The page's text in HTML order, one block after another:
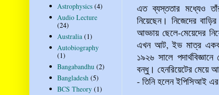
এত ব্যস্ততার মধ্যেও
নিয়েছেন। নিজেদের
আড্ডায় ছেলে-মেয়েদের
এখন আট, ইভ মাত্র
১৯২৬ সালে
বন্ধু। হেনরিয়েটের
- তিনি হলেন ইপিসিআই এর
Astrophysics (4)
Audio Lecture
(24)
Australia (1)
Autobiography
(1)
Bangabandhu (2)
Bangladesh (5)
BCS Theory (1)